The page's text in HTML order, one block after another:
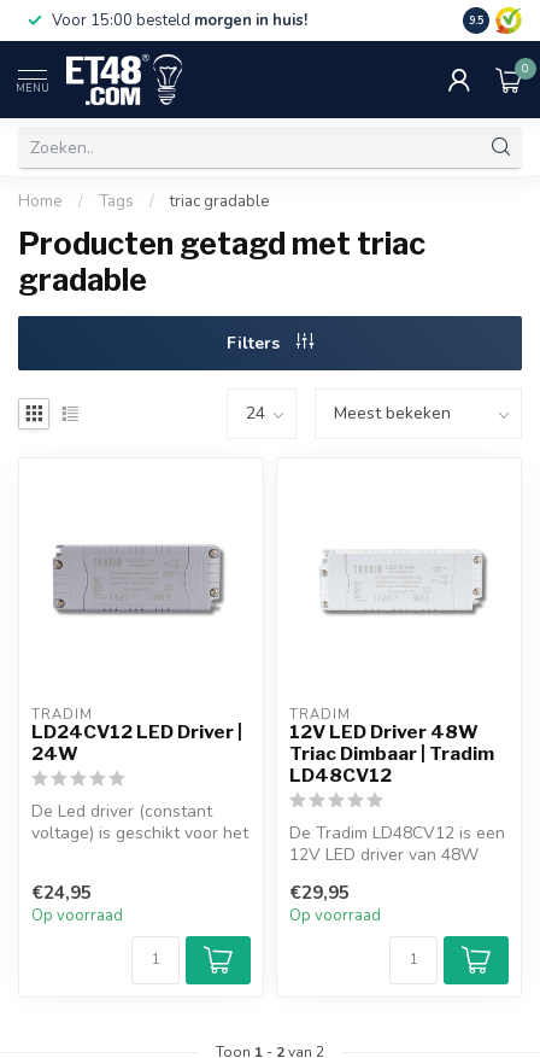
Voor 15:00 besteld morgen in huis! Gratis
€75,-.
9.5
MENU
0
Home / Tags / triac gradable
Producten getagd met triac
gradable
Filters
TRADIM
LD24CV12 LED Driver |
24W
De Led driver (constant
voltage) is geschikt voor het
€24,95
Op voorraad
TRADIM
12V LED Driver 48W
Triac Dimbaar | Tradim
LD48CV12
De Tradim LD48CV12 is een
12V LED driver van 48W
(CV). Tr...
€29,95
Op voorraad
Toon 1 - 2van 2